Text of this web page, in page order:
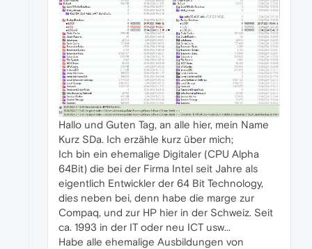
Hallo und Guten Tag, an alle hier, mein Name
Kurz SDa. Ich erzähle kurz über mich;
Ich bin ein ehemalige Digitaler (CPU Alpha
64Bit) die bei der Firma Intel seit Jahre als
eigentlich Entwickler der 64 Bit Technology,
dies neben bei, denn habe die marge zur
Compaq, und zur HP hier in der Schweiz. Seit
ca. 1993 in der IT oder neu ICT usw...
Habe alle ehemalige Ausbildungen von